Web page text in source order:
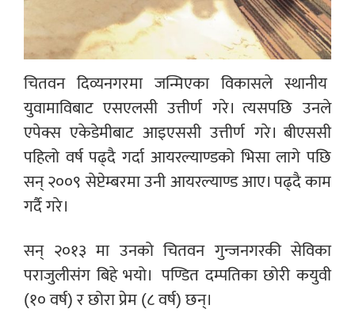
चितवन दिव्यनगरमा जन्मिएका विकासले स्थानीय
युवामाविबाट एसएलसी उत्तीर्ण गरे। त्यसपछि उनले
एपेक्स एकेडेमीबाट आइएससी उत्तीर्ण गरे। बीएससी
पहिलो वर्ष पढ्दै गर्दा आयरल्याण्डको भिसा लागे पछि
सन् २००९ सेप्टेम्बरमा उनी आयरल्याण्ड आए। पढ्दै काम
गर्दै गरे।
सन् २०१३ मा उनको चितवन गुन्जनगरकी सेविका
पराजुलीसंग बिहे भयो। पण्डित दम्पतिका छोरी कयुवी
(१० वर्ष) र छोरा प्रेम (८ वर्ष) छन्।